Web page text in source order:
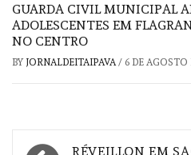
GUARDA CIVIL MUNICIPAL
ADOLESCENTES EM
NO CENTRO
BY JORNALDEITAIPAVA / 6 DE AGOSTO
RÉVEILLON EM